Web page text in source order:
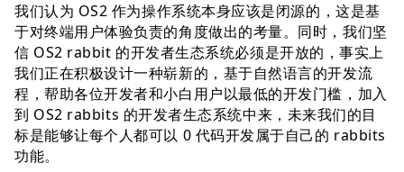
我们认为 OS2 作为操作系统本⾝应该是闭源的，这是基
于对终端⽤户体验负责的⾓度做出的考量。同时，我们坚
信 OS2 rabbit 的开发者⽣态系统必须是开放的，事实上
我们正在积极设计⼀种崭新的，基于⾃然语⾔的开发流
程，帮助各位开发者和⼩⽩⽤户以最低的开发门槛，加⼊
到 OS2 rabbits 的开发者⽣态系统中来，未来我们的⽬
标是能够让每个⼈都可以 0 代码开发属于⾃⼰的 rabbits
功能。